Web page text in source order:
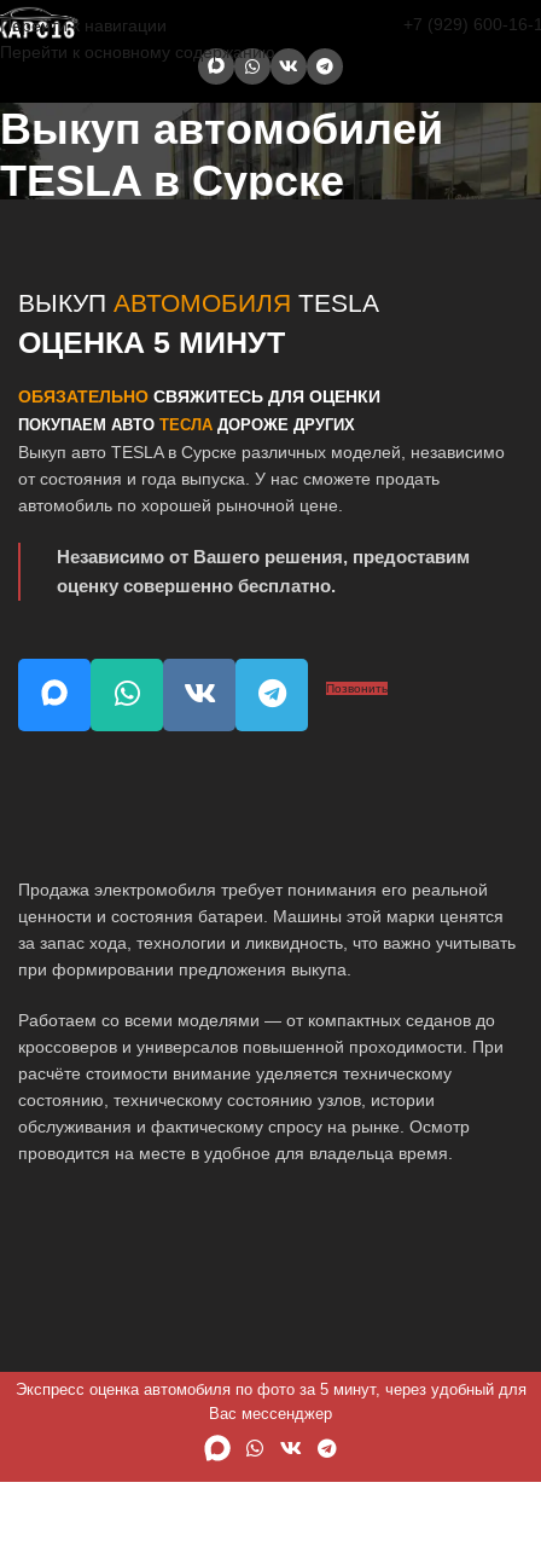
Перейти к навигации
Перейти к основному содержанию
+7 (929) 600-16-
Выкуп автомобилей
TESLA в Сурске
ВЫКУП АВТОМОБИЛЯ TESLA
ОЦЕНКА 5 МИНУТ
ОБЯЗАТЕЛЬНО СВЯЖИТЕСЬ ДЛЯ ОЦЕНКИ
ПОКУПАЕМ АВТО ТЕСЛА ДОРОЖЕ ДРУГИХ
Выкуп авто TESLA в Сурске различных моделей, независимо
от состояния и года выпуска. У нас сможете продать
автомобиль по хорошей рыночной цене.
Независимо от Вашего решения, предоставим
оценку совершенно бесплатно.
Позвонить
Продажа электромобиля требует понимания его реальной
ценности и состояния батареи. Машины этой марки ценятся
за запас хода, технологии и ликвидность, что важно учитывать
при формировании предложения выкупа.
Работаем со всеми моделями — от компактных седанов до
кроссоверов и универсалов повышенной проходимости. При
расчёте стоимости внимание уделяется техническому
состоянию, техническому состоянию узлов, истории
обслуживания и фактическому спросу на рынке. Осмотр
проводится на месте в удобное для владельца время.
Экспресс оценка автомобиля по фото за 5 минут, через удобный для
Вас мессенджер